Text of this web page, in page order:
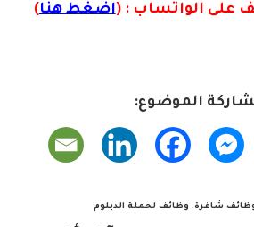
على الواتساب : (اضغط هنا)
الموضوع:
شاغرة, وظائف لحملة الدبلوم